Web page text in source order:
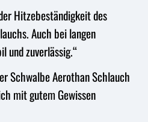
Hitzebeständigkeit des
Auch bei langen
und zuverlässig.“
Schwalbe Aerothan Schlauch
mit gutem Gewissen